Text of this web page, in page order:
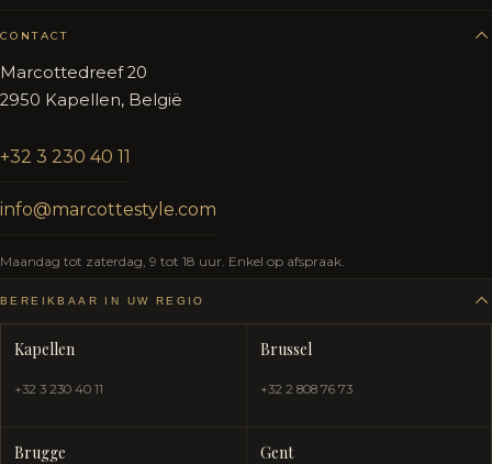
CONTACT
Marcottedreef 20
2950 Kapellen, België
+32 3 230 40 11
info@marcottestyle.com
Maandag tot zaterdag, 9 tot 18 uur. Enkel op afspraak.
BEREIKBAAR IN UW REGIO
Kapellen
+32 3 230 40 11
Brussel
+32 2 808 76 73
Brugge Gent